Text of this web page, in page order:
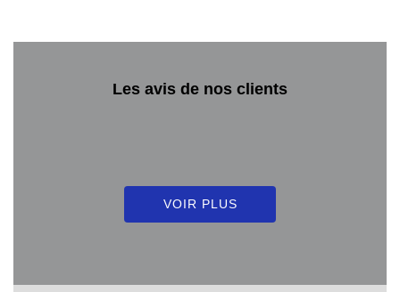
Les avis de nos clients
VOIR PLUS